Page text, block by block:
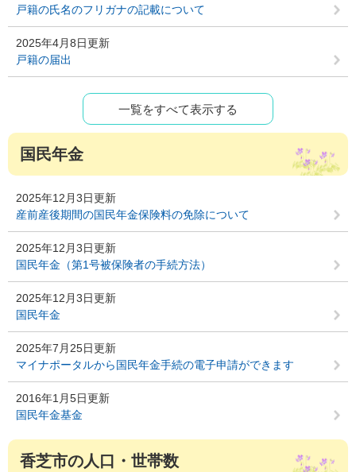
戸籍の氏名のフリガナの記載について
2025年4月8日更新
戸籍の届出
一覧をすべて表示する
国民年金
2025年12月3日更新
産前産後期間の国民年金保険料の免除について
2025年12月3日更新
国民年金（第1号被保険者の手続方法）
2025年12月3日更新
国民年金
2025年7月25日更新
マイナポータルから国民年金手続の電子申請ができます
2016年1月5日更新
国民年金基金
香芝市の人口・世帯数